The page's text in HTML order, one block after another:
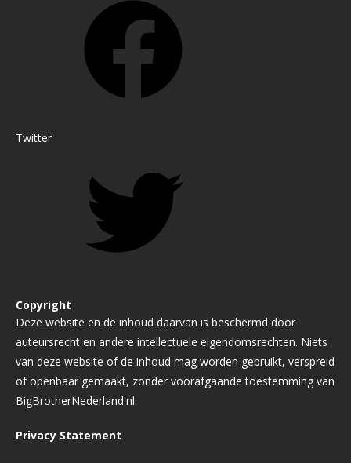
Twitter
Copyright
Deze website en de inhoud daarvan is beschermd door
auteursrecht en andere intellectuele eigendomsrechten. Niets
van deze website of de inhoud mag worden gebruikt, verspreid
of openbaar gemaakt, zonder voorafgaande toestemming van
BigBrotherNederland.nl
Privacy Statement